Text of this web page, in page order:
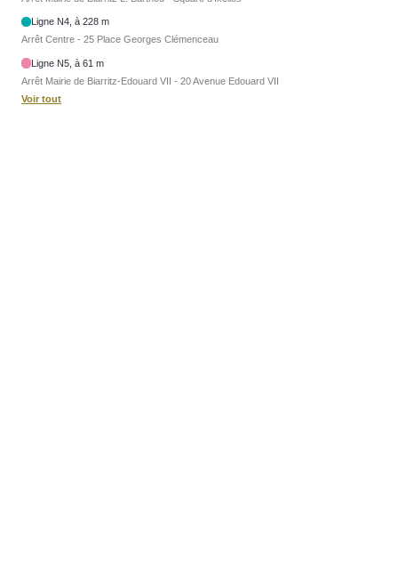
Ligne N4, à 228 m
Arrêt Centre - 25 Place Georges Clémenceau
Ligne N5, à 61 m
Arrêt Mairie de Biarritz-Edouard VII - 20 Avenue Edouard VII
Voir tout